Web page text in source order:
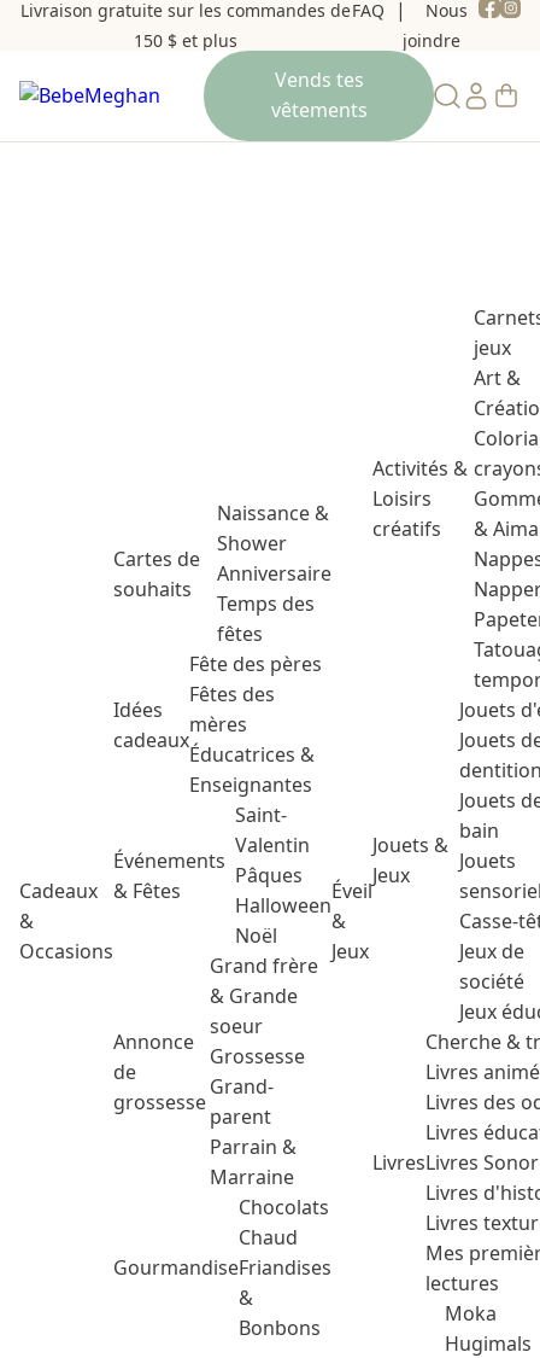
Livraison gratuite sur les commandes de
150 $ et plus
FAQ
Nous
joindre
Cadeaux
&
Occasions
Cartes de
souhaits
Naissance &
Shower
Anniversaire
Temps des
fêtes
Idées
cadeaux
Fête des pères
Fêtes des
mères
Éducatrices &
Enseignantes
Événements
& Fêtes
Saint-
Valentin
Pâques
Halloween
Noël
Annonce
de
grossesse
Grand frère
& Grande
soeur
Grossesse
Grand-
parent
Parrain &
Marraine
Gourmandise
Chocolats
Chaud
Friandises
&
Bonbons
Éveil
&
Jeux
Activités &
Loisirs
créatifs
jeux
Art &
&
Jouets &
Jeux
Jouets
Jouets
Jouets
bain
Jouets
Casse-
Jeux de
société
Jeux
Livres
Cherche &
Livres
Livres des
Livres
Livres
Livres
Livres
Mes
lectures
Moka
Hugimals